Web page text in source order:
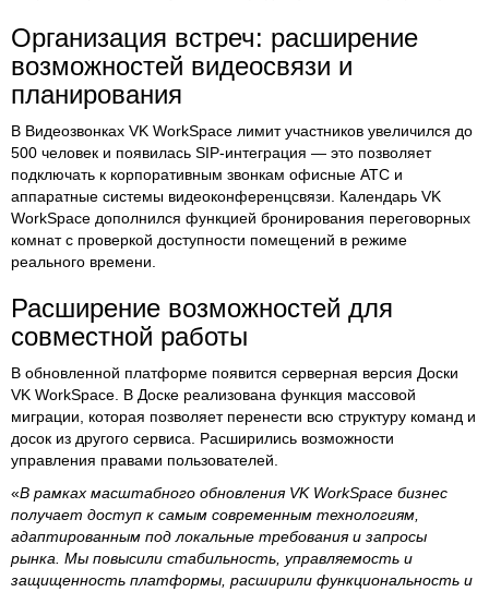
Организация встреч: расширение
возможностей видеосвязи и
планирования
В Видеозвонках VK WorkSpace лимит участников увеличился до
500 человек и появилась SIP-интеграция — это позволяет
подключать к корпоративным звонкам офисные АТС и
аппаратные системы видеоконференцсвязи. Календарь VK
WorkSpace дополнился функцией бронирования переговорных
комнат с проверкой доступности помещений в режиме
реального времени.
Расширение возможностей для
совместной работы
В обновленной платформе появится серверная версия Доски
VK WorkSpace. В Доске реализована функция массовой
миграции, которая позволяет перенести всю структуру команд и
досок из другого сервиса. Расширились возможности
управления правами пользователей.
«В рамках масштабного обновления VK WorkSpace бизнес
получает доступ к самым современным технологиям,
адаптированным под локальные требования и запросы
рынка. Мы повысили стабильность, управляемость и
защищенность платформы, расширили функциональность и